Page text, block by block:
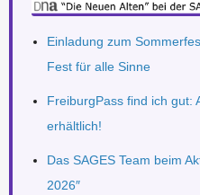
Einladung zum
Fest für alle Sinne
FreiburgPass find ich gut:
erhältlich!
Das SAGES Team beim
2026″